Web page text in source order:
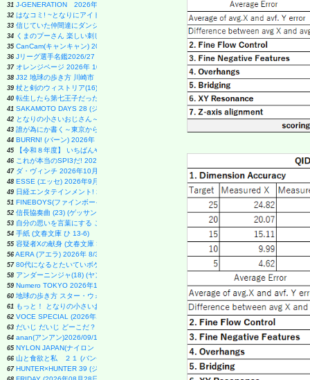
31 J-GENERATION 2026年9月号【まるごと1冊大特集!!】Snow Man CORE
32 はなコミ! ~となりにアイドル~
33 信じていた仲間達にダンジョン奥地で殺されかけたがギフト『無限ガチャ』でレベル9999の
34 くまのプーさん 楽しい刺しゅう 全国版(1) 2026年 8/19 号 [雑誌]
35 CanCam(キャンキャン) 2026年9月号 特別版【表紙：ACEes】
36 Jリーグ選手名鑑2026/27 J1・J2・J3 エル・ゴラッソ特別編集
37 オレンジページ 2026年 10/17号増刊「Suicaのペンギンのぬいぐるみポーチ＆エコバッグ〈
38 J32 地球の歩き方 川崎市
39 杖と剣のウィストリア(16) (少年マガジンKC)
40 転生したら第七王子だったので、気ままに魔術を極めます(24) (KCデラックス)
41 SAKAMOTO DAYS 28 (ジャンプコミックス)
42 となりの小さいおじさん～大切なことのほぼ9割は手のひらサイズに教わった～
43 誰が為にか書く～東京から離れた山暮らし日記～
44 BURRN! (バーン) 2026年 9月号
45 【令和８年度】 いちばんやさしい ITパスポート 絶対合格の教科書＋出る順問題集
46 これが本当のSPI3だ! 2028年度版 【主要3方式〈テストセンター・ペーパーテスト・WEBテ
47 ダ・ヴィンチ 2026年10月号
48 ESSE (エッセ) 2026年9月号増刊（特装版）
49 日経エンタテインメント! 2026年 10 月号【表紙：佐久間大介】
51 FINEBOYS(ファインボーイズ) 2026年 09 月号 [37℃アソブ日の服！/正門良規]
52 信長協奏曲 (23) (ゲッサン少年サンデーコミックス)
53 自分の思いを言葉にする こどもアウトプット図鑑 (サンクチュアリ出版)
54 手紙 (文春文庫 ひ 13-6)
55 容疑者Xの献身 (文春文庫 ひ 13-7)
56 AERA (アエラ) 2026年 8/31 号【表紙：Kis-My-Ft2】 [雑誌]
57 80代になるとたいていボケるか死ぬ。70代は神様から与えられた特別な時間 (幻冬舎新書 803)
58 アンダーニンジャ(18) (ヤングマガジンKC)
59 Numero TOKYO 2026年10月号増刊（表紙／Number_i）
60 地球の歩き方 スター・ウォーズ
61 もっと！ となりの小さいおじさん～大切なことのほぼ9割は手のひらサイズに教わった 2～
62 VOCE SPECIAL (2026年10月号)
63 だいじ だいじ どーこだ？
64 anan(アンアン)2026/09/16号 No.2511増刊 スペシャルエディション[モテコスメ大賞／小田
65 NYLON JAPAN(ナイロン ジャパン) 2026年 10月号 [雑誌] 【W表紙：ハン（Stray Kids）】
66 山と食欲と私 ２１ (バンチコミックス)
67 HUNTER×HUNTER 39 (ジャンプコミックス)